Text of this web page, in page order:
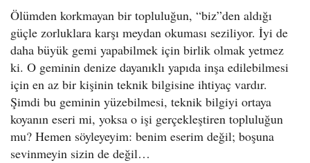
Ölümden korkmayan bir topluluğun, “biz”den aldığı
güçle zorluklara karşı meydan okuması seziliyor. İyi de
daha büyük gemi yapabilmek için birlik olmak yetmez
ki. O geminin denize dayanıklı yapıda inşa edilebilmesi
için en az bir kişinin teknik bilgisine ihtiyaç vardır.
Şimdi bu geminin yüzebilmesi, teknik bilgiyi ortaya
koyanın eseri mi, yoksa o işi gerçekleştiren topluluğun
mu? Hemen söyleyeyim: benim eserim değil; boşuna
sevinmeyin sizin de değil…